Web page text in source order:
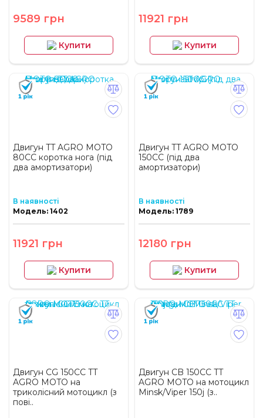
9589 грн
Купити
11921 грн
Купити
Двигун TT AGRO MOTO
80СС коротка нога (під
два амортизатори)
В наявності
Модель: 1402
11921 грн
Купити
Двигун TT AGRO MOTO
150СС (під два
амортизатори)
В наявності
Модель: 1789
12180 грн
Купити
Двигун СG 150CC TT
AGRO MOTO на
триколісний мотоцикл (з
пові..
Двигун CB 150СС TT
AGRO MOTO на мотоцикл
Minsk/Viper 150j (з..